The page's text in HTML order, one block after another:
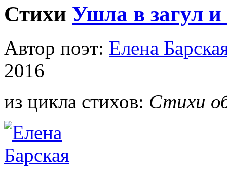
Стихи Ушла в загул и
Автор поэт: Елена
2016
из цикла стихов: Стихи